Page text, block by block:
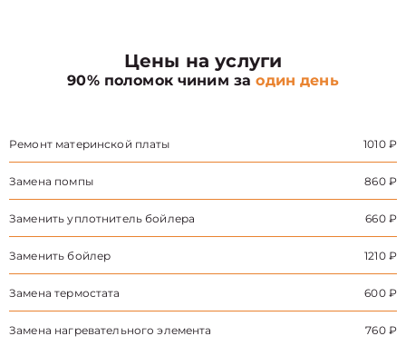
Цены на услуги
90% поломок чиним заодин день
Ремонт материнской платы 1010 ₽
Замена помпы 860 ₽
Заменить уплотнитель бойлера 660 ₽
Заменить бойлер 1210 ₽
Замена термостата 600 ₽
Замена нагревательного элемента 760 ₽